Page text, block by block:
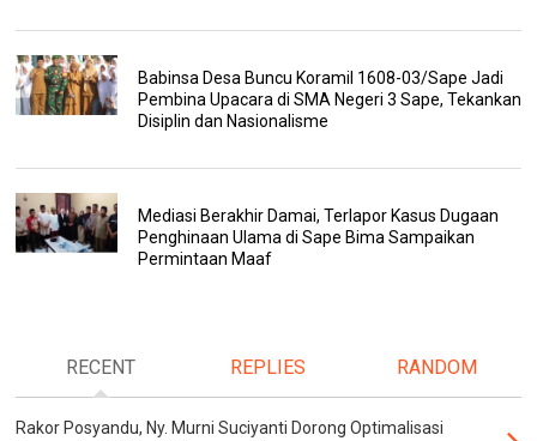
Babinsa Desa Buncu Koramil 1608-03/Sape Jadi
Pembina Upacara di SMA Negeri 3 Sape, Tekankan
Disiplin dan Nasionalisme
Mediasi Berakhir Damai, Terlapor Kasus Dugaan
Penghinaan Ulama di Sape Bima Sampaikan
Permintaan Maaf
RECENT REPLIES RANDOM
Rakor Posyandu, Ny. Murni Suciyanti Dorong Optimalisasi